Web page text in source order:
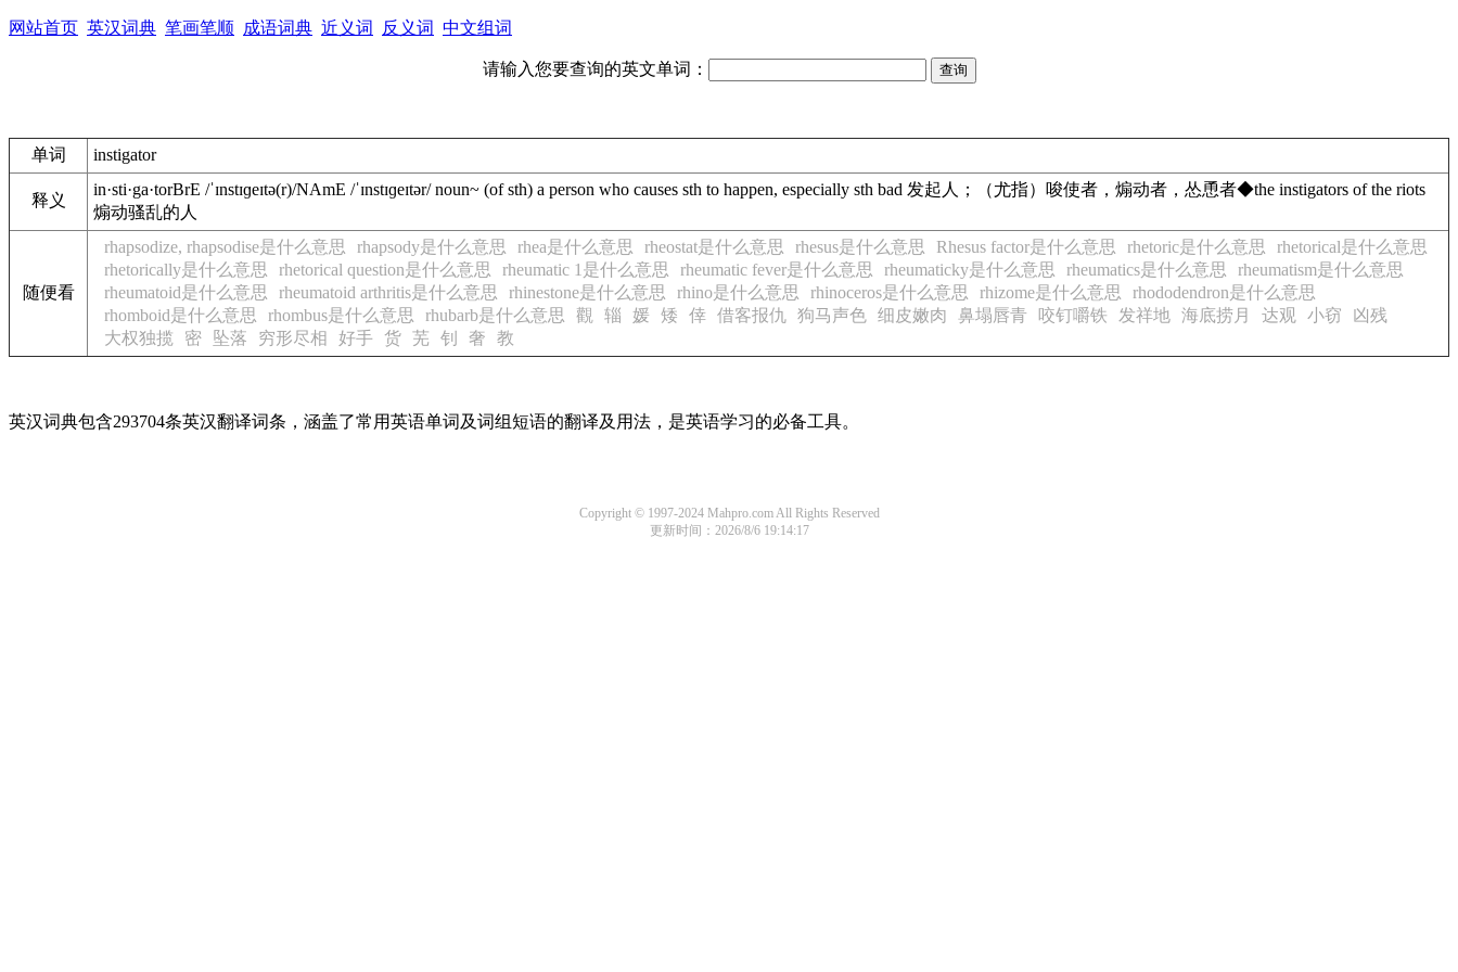
网站首页 英汉词典 笔画笔顺 成语词典 近义词 反义词 中文组词
请输入您要查询的英文单词：
单词 instigator
释义
in·sti·ga·torBrE /ˈɪnstɪɡeɪtə(r)/NAmE /ˈɪnstɪɡeɪtər/ noun~ (of sth) a person who causes sth to happen, especially sth bad 发起人；（尤指）唆使者，煽动者，怂恿者◆the instigators of the riots
煽动骚乱的人
随便看
rhapsodize, rhapsodise是什么意思 rhapsody是什么意思 rhea是什么意思 rheostat是什么意思 rhesus是什么意思 Rhesus factor是什么意思 rhetoric是什么意思
rhetorical是什么意思
rhetorically是什么意思
rhetorical question是什么意思 rheumatic 1是什么意思 rheumatic fever是什么意思 rheumaticky是什么意思 rheumatics是什么意思
rheumatism是什么意思
rheumatoid是什么意思
rheumatoid arthritis是什么意思 rhinestone是什么意思 rhino是什么意思 rhinoceros是什么意思 rhizome是什么意思
rhododendron是什么意思
rhomboid是什么意思
rhombus是什么意思 rhubarb是什么意思 觀 辎 媛 矮 倖 借客报仇 狗马声色 细皮嫩肉 鼻塌唇青 咬钉嚼铁 发祥地 海底捞月 达观 小窃
凶残
大权独揽
密 坠落 穷形尽相 好手 货 芜 钊 奢 教
英汉词典包含293704条英汉翻译词条，涵盖了常用英语单词及词组短语的翻译及用法，是英语学习的必备工具。
Copyright © 1997-2024 Mahpro.com All Rights Reserved
更新时间：2026/8/6 19:14:17